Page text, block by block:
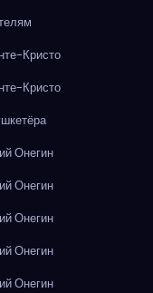
Кристо
Кристо
Онегин
Онегин
Онегин
Онегин
Онегин